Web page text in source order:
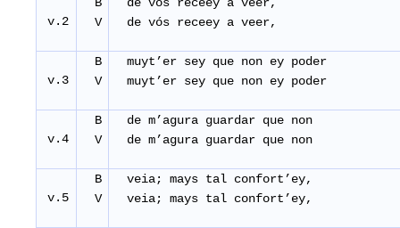
v.2
V
de vós receey a veer,
v.3
B
V
muyt’er sey que non ey poder
muyt’er sey que non ey poder
v.4
B
V
de m’agura guardar que non
de m’agura guardar que non
v.5
B
V
veia; mays tal
veia; mays tal